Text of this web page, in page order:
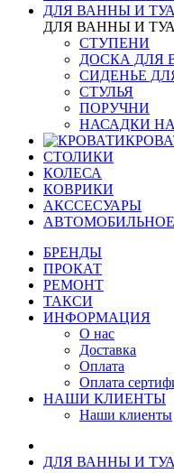
ДЛЯ ВАННЫ И
ДЛЯ ВАННЫ И
СТУПЕНИ
ДОСКА ДЛЯ
СИДЕНЬЕ
СТУЛЬЯ
ПОРУЧНИ
НАСАДКИ
СТОЛИКИ
КОЛЕСА
КОВРИКИ
АКССЕСУАРЫ
БРЕНДЫ
ПРОКАТ
РЕМОНТ
ТАКСИ
ИНФОРМАЦИЯ
О нас
Доставка
Оплата
Оплата
НАШИ КЛИЕНТЫ
Наши клиенты
ДЛЯ ВАННЫ И